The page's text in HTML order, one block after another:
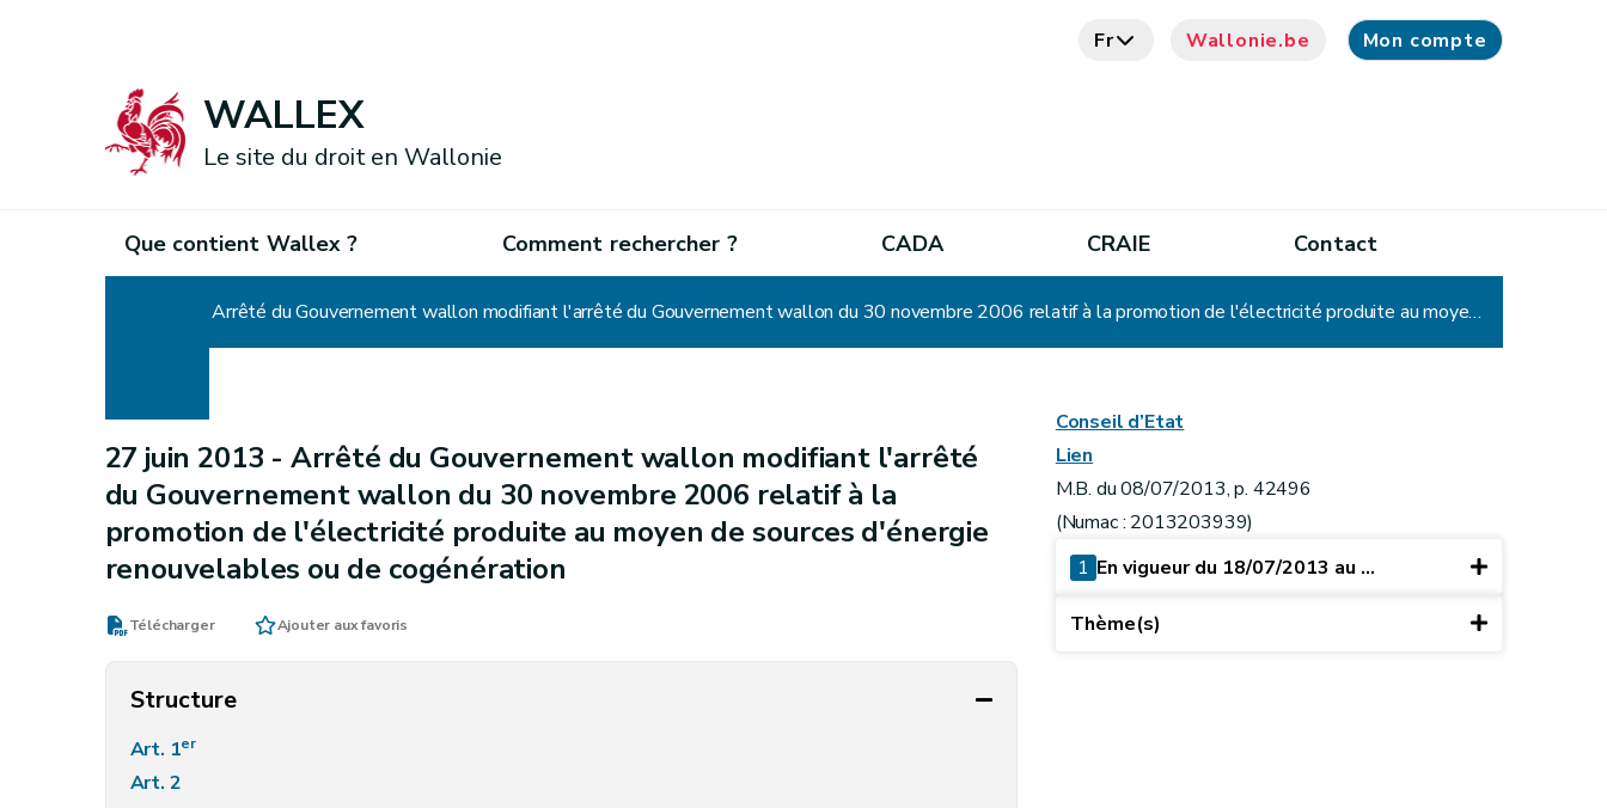
Fr Wallonie.be Mon compte
WALLEX
Le site du droit en Wallonie
Que contient Wallex ? Comment rechercher ? CADA CRAIE Contact
Arrêté du Gouvernement wallon modifiant l'arrêté du Gouvernement wallon du 30 novembre 2006 relatif à la promotion de l'électricité produite au moyen de sources d'énergie renouvelables ou de cogénération
27 juin 2013 - Arrêté du Gouvernement wallon modifiant l'arrêté
du Gouvernement wallon du 30 novembre 2006 relatif à la
promotion de l'électricité produite au moyen de sources d'énergie
renouvelables ou de cogénération
Télécharger Ajouter aux favoris
Structure
Art. 1er
Art. 2
Conseil d’Etat
Lien
M.B. du 08/07/2013, p. 42496
(Numac : 2013203939)
1 En vigueur du 18/07/2013 au ...
Thème(s)